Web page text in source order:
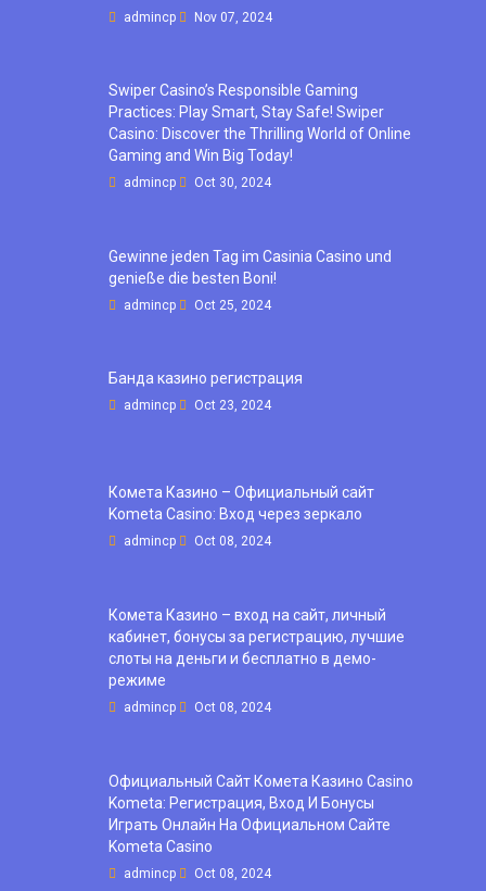
admincp Nov 07, 2024
Swiper Casino’s Responsible Gaming
Practices: Play Smart, Stay Safe! Swiper
Casino: Discover the Thrilling World of Online
Gaming and Win Big Today!
admincp Oct 30, 2024
Gewinne jeden Tag im Casinia Casino und
genieße die besten Boni!
admincp Oct 25, 2024
Банда казино регистрация
admincp Oct 23, 2024
Комета Казино – Официальный сайт
Kometa Casino: Вход через зеркало
admincp Oct 08, 2024
Комета Казино – вход на сайт, личный
кабинет, бонусы за регистрацию, лучшие
слоты на деньги и бесплатно в демо-
режиме
admincp Oct 08, 2024
Официальный Сайт Комета Казино Casino
Kometa: Регистрация, Вход И Бонусы ️
Играть Онлайн На Официальном Сайте
Kometa Casino
admincp Oct 08, 2024